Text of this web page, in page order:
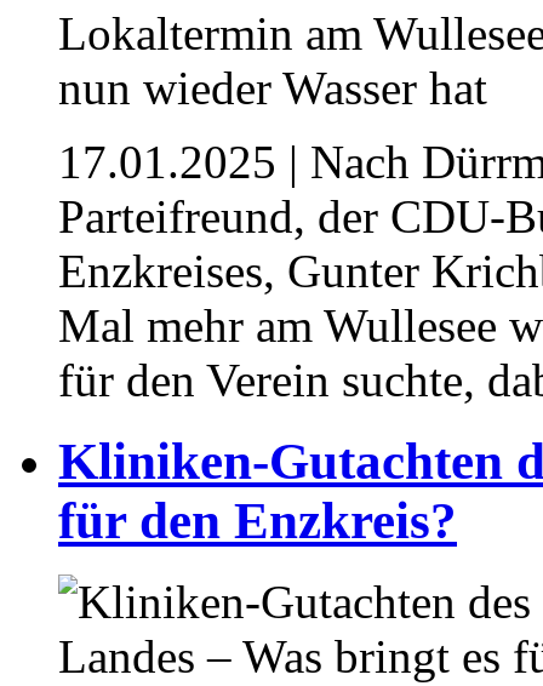
17.01.2025 | Nach
Parteifreund, der CDU-
Enzkreises, Gunter
Mal mehr am Wullesee
für den Verein suchte,
Kliniken-Gutachten
für den Enzkreis?